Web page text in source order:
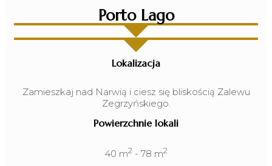
Porto Lago
Lokalizacja
Zamieszkaj nad Narwią i ciesz się bliskością Zalewu
Zegrzyńskiego.
Powierzchnie lokali
40 m2 - 78 m2